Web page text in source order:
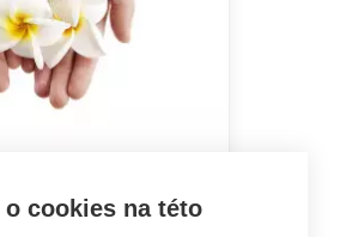
cookies na této